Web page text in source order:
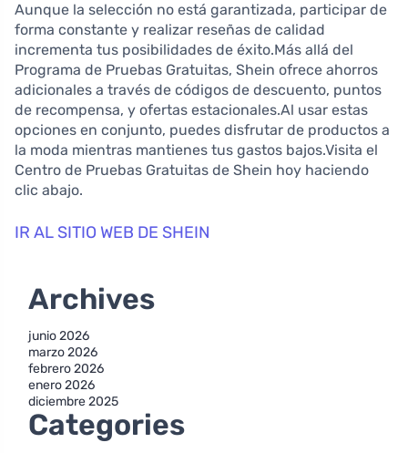
Aunque la selección no está garantizada, participar de
forma constante y realizar reseñas de calidad
incrementa tus posibilidades de éxito.Más allá del
Programa de Pruebas Gratuitas, Shein ofrece ahorros
adicionales a través de códigos de descuento, puntos
de recompensa, y ofertas estacionales.Al usar estas
opciones en conjunto, puedes disfrutar de productos a
la moda mientras mantienes tus gastos bajos.Visita el
Centro de Pruebas Gratuitas de Shein hoy haciendo
clic abajo.
IR AL SITIO WEB DE SHEIN
Archives
junio 2026
marzo 2026
febrero 2026
enero 2026
diciembre 2025
Categories